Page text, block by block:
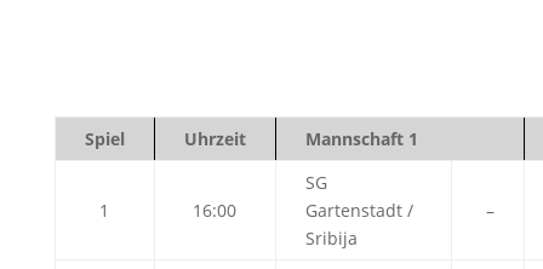
Spiel Uhrzeit Mannschaft 1
1 16:00
SG
Gartenstadt /
Sribija
–